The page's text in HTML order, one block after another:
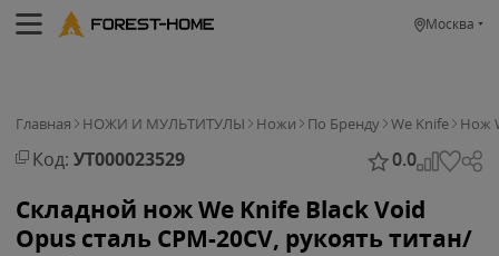
Москва
Главная НОЖИ И МУЛЬТИТУЛЫ Ножи По Бренду We Knife Нож
Код: УТ000023529 0.0
Складной нож We Knife Black Void
Opus сталь CPM-20CV, рукоять титан/